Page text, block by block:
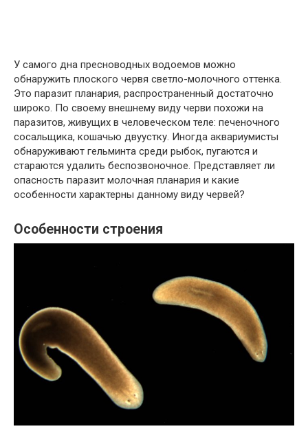
У самого дна пресноводных водоемов можно
обнаружить плоского червя светло-молочного оттенка.
Это паразит планария, распространенный достаточно
широко. По своему внешнему виду черви похожи на
паразитов, живущих в человеческом теле: печеночного
сосальщика, кошачью двуустку. Иногда аквариумисты
обнаруживают гельминта среди рыбок, пугаются и
стараются удалить беспозвоночное. Представляет ли
опасность паразит молочная планария и какие
особенности характерны данному виду червей?
Особенности строения